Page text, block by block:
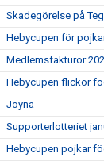
Skadegörelse på
Hebycupen för
Medlemsfakturor
Hebycupen flickor
Joyna
Supporterlotteriet
Hebycupen pojkar